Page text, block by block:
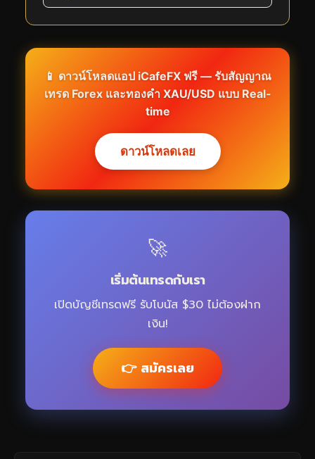
📱 ดาวน์โหลดแอป iCafeFX ฟรี — รับสัญญาณ
เทรด Forex และทองคำ XAU/USD แบบ Real-
time
ดาวน์โหลดเลย
🚀
เริ่มต้นเทรดกับเรา
เปิดบัญชีเทรดฟรี รับโบนัส $30 ไม่ต้องฝาก
เงิน!
👉 สมัครเลย